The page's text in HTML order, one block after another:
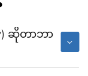
ဆိုတာဘာ